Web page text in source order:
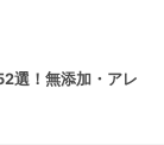
選！無添加・アレ